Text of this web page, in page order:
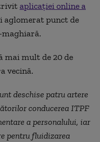
aplicației online a
aglomerat punct de
mai mult de 20 de
vecină.
deschise patru artere
conducerea ITPF
a personalului, iar
pentru fluidizarea